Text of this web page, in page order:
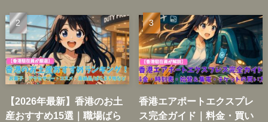
【2026年最新】香港のお土
産おすすめ15選｜職場ばら
香港エアポートエクスプレ
ス完全ガイド｜料金・買い